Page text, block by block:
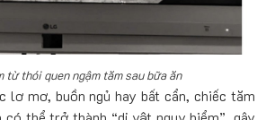
từ thói quen ngậm tăm sau bữa ăn
lơ mơ, buồn ngủ hay bất cẩn, chiếc tăm